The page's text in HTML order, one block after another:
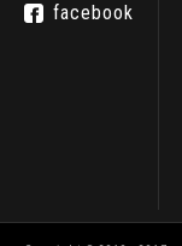
facebook